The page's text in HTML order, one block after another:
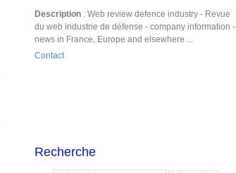
Description : Web review defence industry - Revue
du web industrie de défense - company information -
news in France, Europe and elsewhere ...
Contact
Recherche